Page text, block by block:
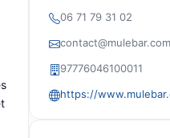
06 71 79 31 02
contact@mulebar.com
97776046100011
https://